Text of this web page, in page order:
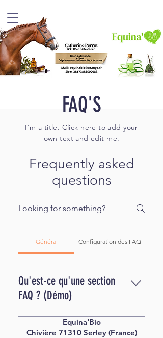
FAQ'S
I'm a title. Click here to add your
own text and edit me.
Frequently asked
questions
Général Configuration des FAQ
Qu'est-ce qu'une section
FAQ ? (Démo)
La section FAQ permet de répondre
rapidement aux questions
Equina'Bio
Chivière 71310 Serley (France)